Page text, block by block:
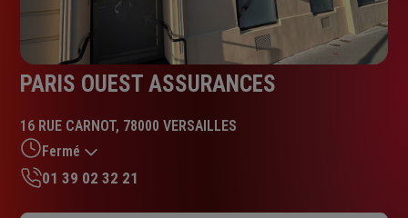
PARIS OUEST ASSURANCES
16 RUE CARNOT, 78000 VERSAILLES
Fermé
01 39 02 32 21